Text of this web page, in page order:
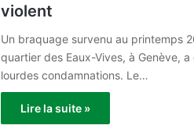
violent
Un braquage survenu au printemps
quartier des Eaux-Vives, à Genève,
lourdes condamnations. Le…
Lire la suite »